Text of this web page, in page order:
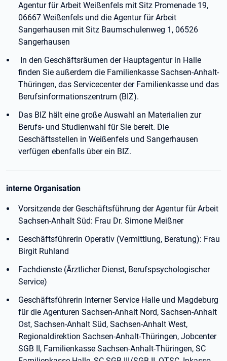
Agentur für Arbeit Weißenfels mit Sitz Promenade 19,
06667 Weißenfels und die Agentur für Arbeit
Sangerhausen mit Sitz Baumschulenweg 1, 06526
Sangerhausen
In den Geschäftsräumen der Hauptagentur in Halle
finden Sie außerdem die Familienkasse Sachsen-Anhalt-
Thüringen, das Servicecenter der Familienkasse und das
Berufsinformationszentrum (BIZ).
Das BIZ hält eine große Auswahl an Materialien zur
Berufs- und Studienwahl für Sie bereit. Die
Geschäftsstellen in Weißenfels und Sangerhausen
verfügen ebenfalls über ein BIZ.
interne Organisation
Vorsitzende der Geschäftsführung der Agentur für Arbeit
Sachsen-Anhalt Süd: Frau Dr. Simone Meißner
Geschäftsführerin Operativ (Vermittlung, Beratung): Frau
Birgit Ruhland
Fachdienste (Ärztlicher Dienst, Berufspsychologischer
Service)
Geschäftsführerin Interner Service Halle und Magdeburg
für die Agenturen Sachsen-Anhalt Nord, Sachsen-Anhalt
Ost, Sachsen-Anhalt Süd, Sachsen-Anhalt West,
Regionaldirektion Sachsen-Anhalt-Thüringen, Jobcenter
SGB II, Familienkasse Sachsen-Anhalt-Thüringen, SC